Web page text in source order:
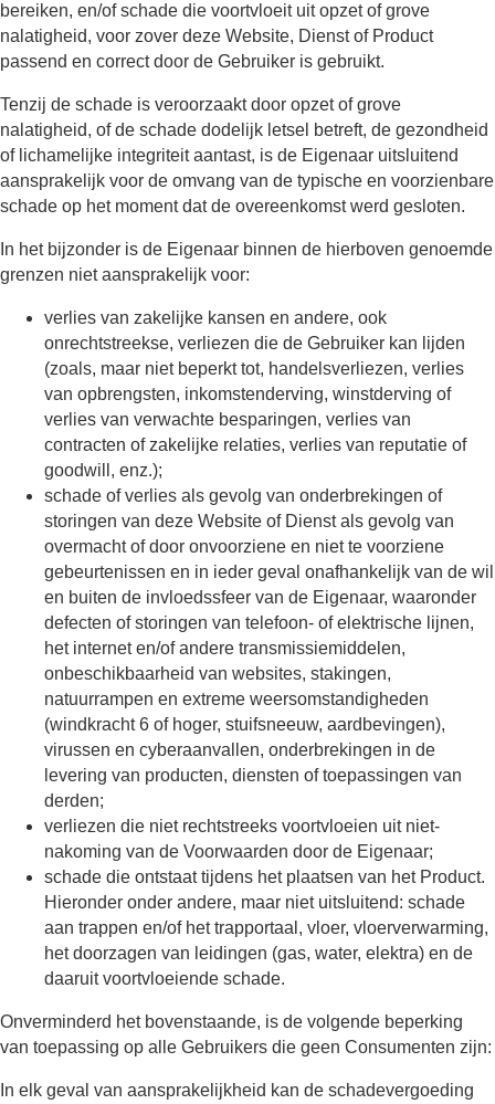
bereiken, en/of schade die voortvloeit uit opzet of grove
nalatigheid, voor zover deze Website, Dienst of Product
passend en correct door de Gebruiker is gebruikt.
Tenzij de schade is veroorzaakt door opzet of grove
nalatigheid, of de schade dodelijk letsel betreft, de gezondheid
of lichamelijke integriteit aantast, is de Eigenaar uitsluitend
aansprakelijk voor de omvang van de typische en voorzienbare
schade op het moment dat de overeenkomst werd gesloten.
In het bijzonder is de Eigenaar binnen de hierboven genoemde
grenzen niet aansprakelijk voor:
verlies van zakelijke kansen en andere, ook
onrechtstreekse, verliezen die de Gebruiker kan lijden
(zoals, maar niet beperkt tot, handelsverliezen, verlies
van opbrengsten, inkomstenderving, winstderving of
verlies van verwachte besparingen, verlies van
contracten of zakelijke relaties, verlies van reputatie of
goodwill, enz.);
schade of verlies als gevolg van onderbrekingen of
storingen van deze Website of Dienst als gevolg van
overmacht of door onvoorziene en niet te voorziene
gebeurtenissen en in ieder geval onafhankelijk van de wil
en buiten de invloedssfeer van de Eigenaar, waaronder
defecten of storingen van telefoon- of elektrische lijnen,
het internet en/of andere transmissiemiddelen,
onbeschikbaarheid van websites, stakingen,
natuurrampen en extreme weersomstandigheden
(windkracht 6 of hoger, stuifsneeuw, aardbevingen),
virussen en cyberaanvallen, onderbrekingen in de
levering van producten, diensten of toepassingen van
derden;
verliezen die niet rechtstreeks voortvloeien uit niet-
nakoming van de Voorwaarden door de Eigenaar;
schade die ontstaat tijdens het plaatsen van het Product.
Hieronder onder andere, maar niet uitsluitend: schade
aan trappen en/of het trapportaal, vloer, vloerverwarming,
het doorzagen van leidingen (gas, water, elektra) en de
daaruit voortvloeiende schade.
Onverminderd het bovenstaande, is de volgende beperking
van toepassing op alle Gebruikers die geen Consumenten zijn:
In elk geval van aansprakelijkheid kan de schadevergoeding